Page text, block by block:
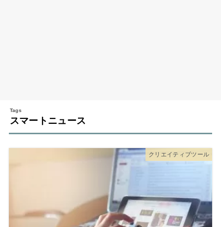
スマートニュース
クリエイティブツール